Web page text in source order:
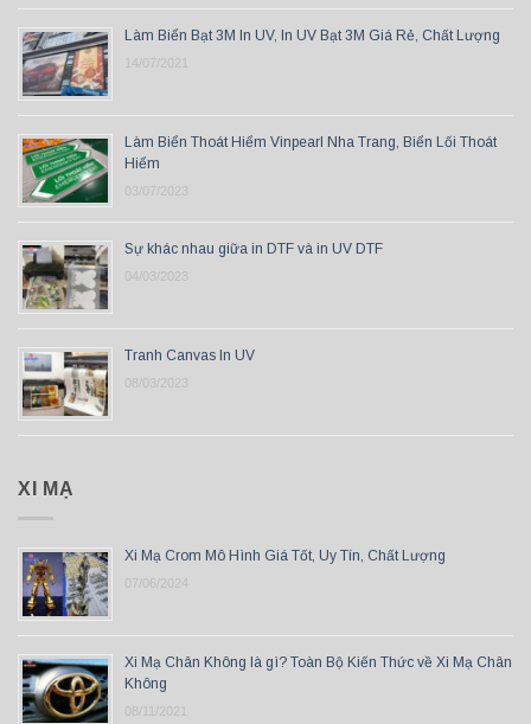
Làm Biển Bạt 3M In UV, In UV Bạt 3M Giá Rẻ, Chất Lượng
14/07/2021
Làm Biển Thoát Hiểm Vinpearl Nha Trang, Biển Lối Thoát
Hiểm
03/07/2023
Sự khác nhau giữa in DTF và in UV DTF
04/03/2023
Tranh Canvas In UV
08/03/2023
XI MẠ
Xi Mạ Crom Mô Hình Giá Tốt, Uy Tín, Chất Lượng
07/06/2024
Xi Mạ Chân Không là gì? Toàn Bộ Kiến Thức về Xi Mạ Chân
Không
08/11/2021